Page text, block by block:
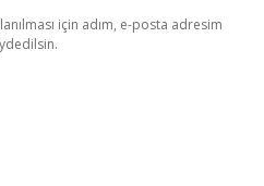
için adım, e-posta adresim